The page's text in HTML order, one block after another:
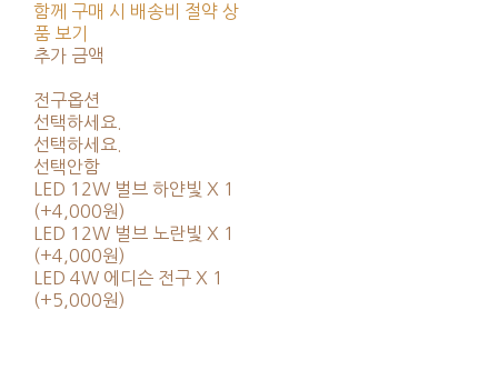
함께 구매 시 배송비 절약 상
품 보기
추가 금액
전구옵션
선택하세요.
선택하세요.
선택안함
LED 12W 벌브 하얀빛 X 1
(+4,000원)
LED 12W 벌브 노란빛 X 1
(+4,000원)
LED 4W 에디슨 전구 X 1
(+5,000원)